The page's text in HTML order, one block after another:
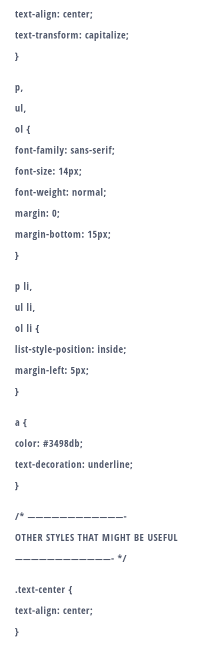
text-align: center;
text-transform: capitalize;
}
p,
ul,
ol {
font-family: sans-serif;
font-size: 14px;
font-weight: normal;
margin: 0;
margin-bottom: 15px;
}
p li,
ul li,
ol li {
list-style-position: inside;
margin-left: 5px;
}
a {
color: #3498db;
text-decoration: underline;
}
/* ————————————-
OTHER STYLES THAT MIGHT BE USEFUL
————————————- */
.text-center {
text-align: center;
}